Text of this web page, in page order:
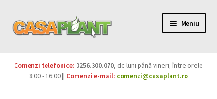
Meniu
Pesticide
Comenzi telefonice: 0256.300.070, de luni până vineri, între orele
8:00 - 16:00 || Comenzi e-mail: comenzi@casaplant.ro